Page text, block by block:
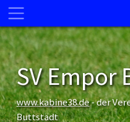
SV Empor
www.kabine38.de- der
Buttstädt